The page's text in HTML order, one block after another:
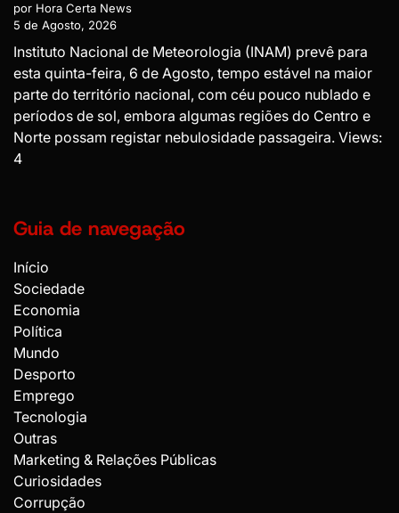
por Hora Certa News
5 de Agosto, 2026
Instituto Nacional de Meteorologia (INAM) prevê para
esta quinta-feira, 6 de Agosto, tempo estável na maior
parte do território nacional, com céu pouco nublado e
períodos de sol, embora algumas regiões do Centro e
Norte possam registar nebulosidade passageira. Views:
4
Guia de navegação
Início
Sociedade
Economia
Política
Mundo
Desporto
Emprego
Tecnologia
Outras
Marketing & Relações Públicas
Curiosidades
Corrupção